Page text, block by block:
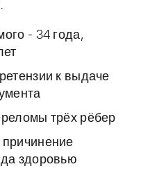
- 34 года,
к выдаче
трёх рёбер
здоровью